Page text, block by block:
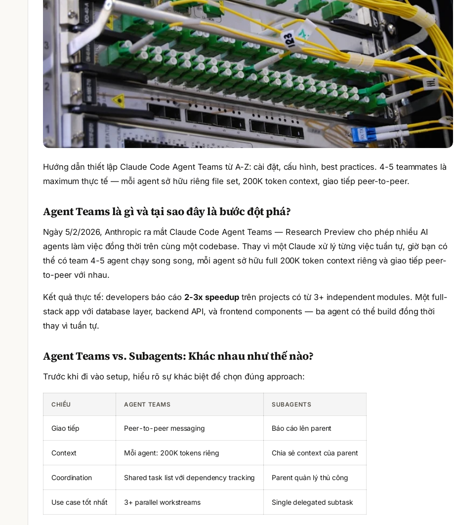
Hướng dẫn thiết lập Claude Code Agent Teams từ A-Z: cài đặt, cấu hình, best practices. 4-5 teammates là
maximum thực tế — mỗi agent sở hữu riêng file set, 200K token context, giao tiếp peer-to-peer.
Agent Teams là gì và tại sao đây là bước đột phá?
Ngày 5/2/2026, Anthropic ra mắt Claude Code Agent Teams — Research Preview cho phép nhiều AI
agents làm việc đồng thời trên cùng một codebase. Thay vì một Claude xử lý từng việc tuần tự, giờ bạn có
thể có team 4-5 agent chạy song song, mỗi agent sở hữu full 200K token context riêng và giao tiếp peer-
to-peer với nhau.
Kết quả thực tế: developers báo cáo 2-3x speeduptrên projects có từ 3+ independent modules. Một full-
stack app với database layer, backend API, và frontend components — ba agent có thể build đồng thời
thay vì tuần tự.
Agent Teams vs. Subagents: Khác nhau như thế nào?
Trước khi đi vào setup, hiểu rõ sự khác biệt để chọn đúng approach:
CHIỀU AGENT TEAMS SUBAGENTS
Giao tiếp Peer-to-peer messaging Báo cáo lên parent
Context Mỗi agent: 200K tokens riêng Chia sẻ context của parent
Coordination Shared task list với dependency tracking Parent quản lý thủ công
Use case tốt nhất 3+ parallel workstreams Single delegated subtask